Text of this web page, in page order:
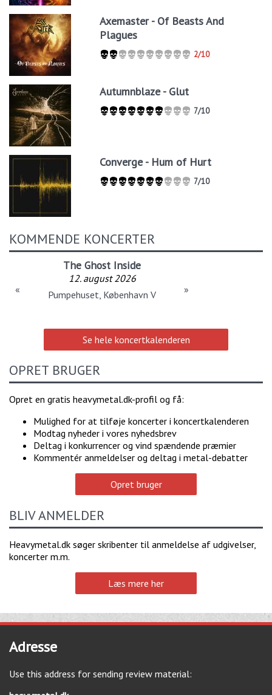
Axemaster - Of Beasts And
Plagues
2/10
Autumnblaze - Glut
7/10
Converge - Hum of Hurt
7/10
KOMMENDE KONCERTER
The Ghost Inside
12. august 2026
Pumpehuset, København V
« »
Se hele koncertkalenderen
OPRET BRUGER
Opret en gratis heavymetal.dk-profil og få:
Mulighed for at tilføje koncerter i koncertkalenderen
Modtag nyheder i vores nyhedsbrev
Deltag i konkurrencer og vind spændende præmier
Kommentér anmeldelser og deltag i metal-debatter
Opret bruger
BLIV ANMELDER
Heavymetal.dk søger skribenter til anmeldelse af udgivelser,
koncerter m.m.
Læs mere her
Adresse
Use this address for sending review material: